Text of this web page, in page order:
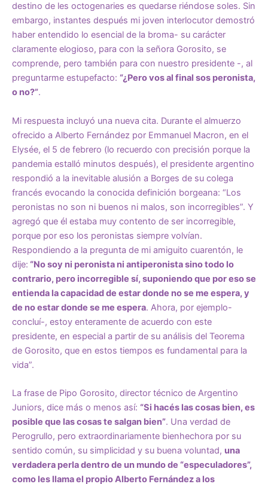
destino de les octogenaries es quedarse riéndose soles. Sin
embargo, instantes después mi joven interlocutor demostró
haber entendido lo esencial de la broma- su carácter
claramente elogioso, para con la señora Gorosito, se
comprende, pero también para con nuestro presidente -, al
preguntarme estupefacto: “¿Pero vos al final sos peronista,
o no?”.
Mi respuesta incluyó una nueva cita. Durante el almuerzo
ofrecido a Alberto Fernández por Emmanuel Macron, en el
Elysée, el 5 de febrero (lo recuerdo con precisión porque la
pandemia estalló minutos después), el presidente argentino
respondió a la inevitable alusión a Borges de su colega
francés evocando la conocida definición borgeana: “Los
peronistas no son ni buenos ni malos, son incorregibles”. Y
agregó que él estaba muy contento de ser incorregible,
porque por eso los peronistas siempre volvían.
Respondiendo a la pregunta de mi amiguito cuarentón, le
dije: “No soy ni peronista ni antiperonista sino todo lo
contrario, pero incorregible sí, suponiendo que por eso se
entienda la capacidad de estar donde no se me espera, y
de no estar donde se me espera. Ahora, por ejemplo-
concluí-, estoy enteramente de acuerdo con este
presidente, en especial a partir de su análisis del Teorema
de Gorosito, que en estos tiempos es fundamental para la
vida”.
La frase de Pipo Gorosito, director técnico de Argentino
Juniors, dice más o menos así: “Si hacés las cosas bien, es
posible que las cosas te salgan bien”. Una verdad de
Perogrullo, pero extraordinariamente bienhechora por su
sentido común, su simplicidad y su buena voluntad, una
verdadera perla dentro de un mundo de “especuladores”,
como les llama el propio Alberto Fernández a los